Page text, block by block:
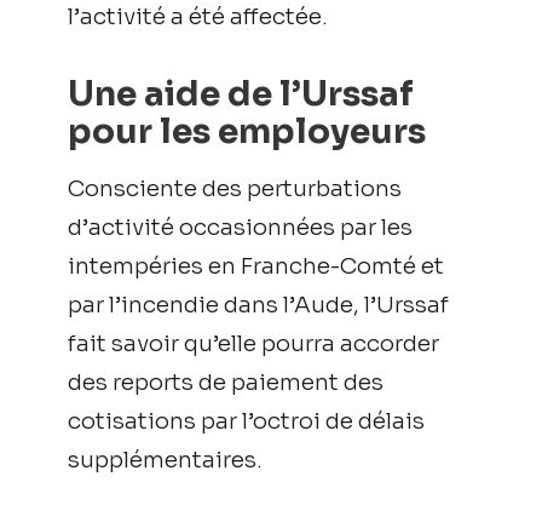
l’activité a été affectée.
Une aide de l’Urssaf
pour les employeurs
Consciente des perturbations
d’activité occasionnées par les
intempéries en Franche-Comté et
par l’incendie dans l’Aude, l’Urssaf
fait savoir qu’elle pourra accorder
des reports de paiement des
cotisations par l’octroi de délais
supplémentaires.